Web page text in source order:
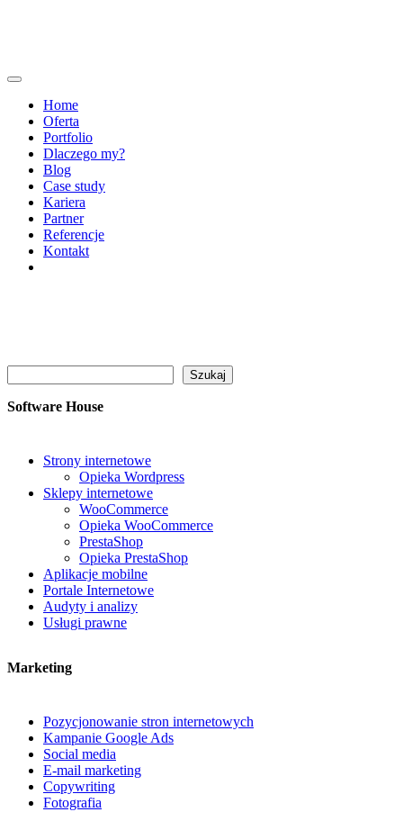
Home
Oferta
Portfolio
Dlaczego my?
Blog
Case study
Kariera
Partner
Referencje
Kontakt
Szukaj
Software House
Strony internetowe
Opieka Wordpress
Sklepy internetowe
WooCommerce
Opieka WooCommerce
PrestaShop
Opieka PrestaShop
Aplikacje mobilne
Portale Internetowe
Audyty i analizy
Usługi prawne
Marketing
Pozycjonowanie stron internetowych
Kampanie Google Ads
Social media
E-mail marketing
Copywriting
Fotografia